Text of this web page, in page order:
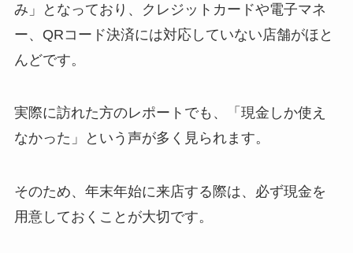
み」となっており、クレジットカードや電子マネ
ー、QRコード決済には対応していない店舗がほと
んどです。
実際に訪れた方のレポートでも、「現金しか使え
なかった」という声が多く見られます。
そのため、年末年始に来店する際は、必ず現金を
用意しておくことが大切です。